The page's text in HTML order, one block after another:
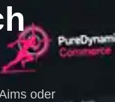
oder